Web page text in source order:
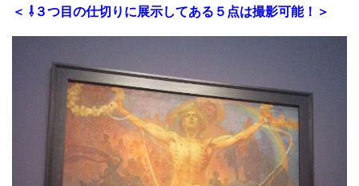
＜ ⇩３つ目の仕切りに展示してある５点は撮影可能！＞